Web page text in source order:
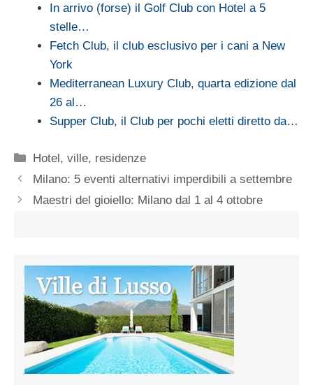
In arrivo (forse) il Golf Club con Hotel a 5
stelle…
Fetch Club, il club esclusivo per i cani a New
York
Mediterranean Luxury Club, quarta edizione dal
26 al…
Supper Club, il Club per pochi eletti diretto da…
Categorie
Hotel, ville, residenze
Milano: 5 eventi alternativi imperdibili a settembre
Maestri del gioiello: Milano dal 1 al 4 ottobre